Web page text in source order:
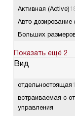
Активная (Active)
Авто дозирование
Больших
Показать ещё 2
Вид
отдельностоящая
встраиваемая с
управления